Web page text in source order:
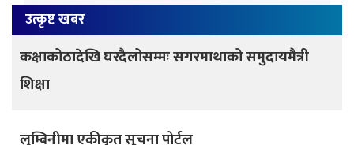
उत्कृष्ट खबर
कक्षाकोठादेखि घरदैलोसम्मः सगरमाथाको समुदायमैत्री
शिक्षा
लुम्बिनीमा एकीकृत सूचना पोर्टल